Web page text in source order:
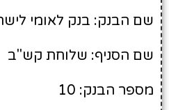
שם הבנק: בנק לאומי
שם הסניף: שלוחת קש"ב
מספר הבנק: 10